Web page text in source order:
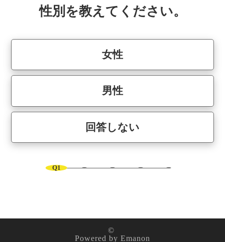
性別を教えてください。
女性
男性
回答しない
Q1
©
Powered by Emanon